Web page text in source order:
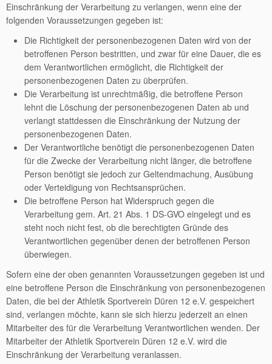
Einschränkung der Verarbeitung zu verlangen, wenn eine der
folgenden Voraussetzungen gegeben ist:
Die Richtigkeit der personenbezogenen Daten wird von der
betroffenen Person bestritten, und zwar für eine Dauer, die es
dem Verantwortlichen ermöglicht, die Richtigkeit der
personenbezogenen Daten zu überprüfen.
Die Verarbeitung ist unrechtmäßig, die betroffene Person
lehnt die Löschung der personenbezogenen Daten ab und
verlangt stattdessen die Einschränkung der Nutzung der
personenbezogenen Daten.
Der Verantwortliche benötigt die personenbezogenen Daten
für die Zwecke der Verarbeitung nicht länger, die betroffene
Person benötigt sie jedoch zur Geltendmachung, Ausübung
oder Verteidigung von Rechtsansprüchen.
Die betroffene Person hat Widerspruch gegen die
Verarbeitung gem. Art. 21 Abs. 1 DS-GVO eingelegt und es
steht noch nicht fest, ob die berechtigten Gründe des
Verantwortlichen gegenüber denen der betroffenen Person
überwiegen.
Sofern eine der oben genannten Voraussetzungen gegeben ist und
eine betroffene Person die Einschränkung von personenbezogenen
Daten, die bei der Athletik Sportverein Düren 12 e.V. gespeichert
sind, verlangen möchte, kann sie sich hierzu jederzeit an einen
Mitarbeiter des für die Verarbeitung Verantwortlichen wenden. Der
Mitarbeiter der Athletik Sportverein Düren 12 e.V. wird die
Einschränkung der Verarbeitung veranlassen.